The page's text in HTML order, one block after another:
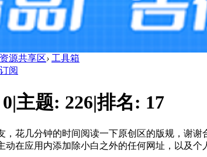
资源共享区› 工具箱
订阅
0|主题: 226|排名: 17
，花几分钟的时间阅读一下原创区的版规，谢谢
动在应用内添加除小白之外的任何网址，以及